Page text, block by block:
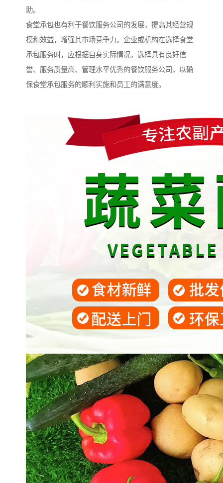
助。
食堂承包也有利于餐饮服务公司的发展，提高其经营规
模和效益，增强其市场竞争力。企业或机构在选择食堂
承包服务时，应根据自身实际情况，选择具有良好信
誉、服务质量高、管理水平优秀的餐饮服务公司，以确
保食堂承包服务的顺利实施和员工的满意度。